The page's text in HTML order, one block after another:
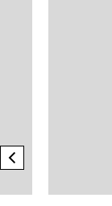
previous element